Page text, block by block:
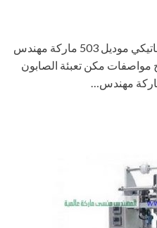
مكن تعبئة الصابون السائل الأوتوماتيكي موديل 503 ماركة مهندس
مكن تعبئة الصابون